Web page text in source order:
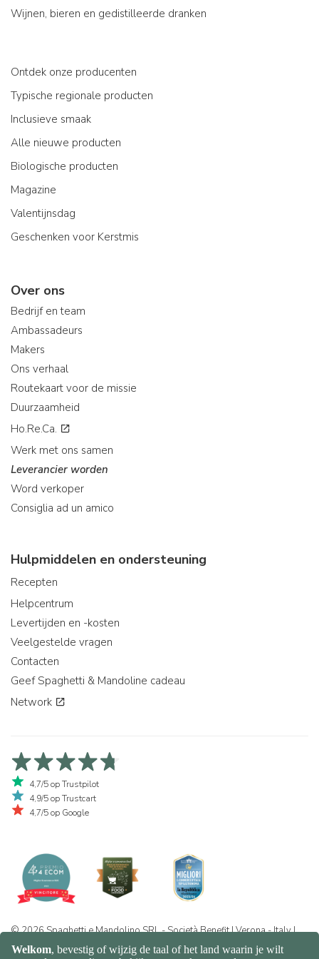
Wijnen, bieren en gedistilleerde dranken
Ontdek onze producenten
Typische regionale producten
Inclusieve smaak
Alle nieuwe producten
Biologische producten
Magazine
Valentijnsdag
Geschenken voor Kerstmis
Over ons
Bedrijf en team
Ambassadeurs
Makers
Ons verhaal
Routekaart voor de missie
Duurzaamheid
Ho.Re.Ca.
Werk met ons samen
Leverancier worden
Word verkoper
Consiglia ad un amico
Hulpmiddelen en ondersteuning
Recepten
Helpcentrum
Levertijden en -kosten
Veelgestelde vragen
Contacten
Geef Spaghetti & Mandoline cadeau
Network
4,7/5 op Trustpilot
4,9/5 op Trustcart
4,7/5 op Google
© 2026 Spaghetti e Mandolino SRL - Società Benefit | Verona - Italy |
+39 351 865 9444 | P.I. IT04913730232 | Certificazione BIO: IT-BIO-
016.380-0110744.2026.001 | REA VR-455804 |Privacy- en